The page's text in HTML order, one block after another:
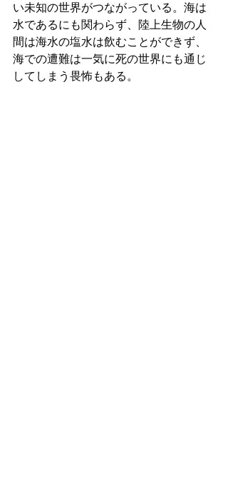
い未知の世界がつながっている。海は
水であるにも関わらず、陸上生物の人
間は海水の塩水は飲むことができず、
海での遭難は一気に死の世界にも通じ
してしまう畏怖もある。